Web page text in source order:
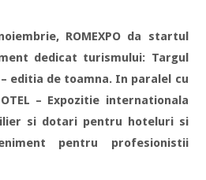
ROMEXPO da startul
dedicat turismului: Targul
editia de toamna. In paralel cu
– Expozitie internationala
si dotari pentru hoteluri si
pentru profesionistii